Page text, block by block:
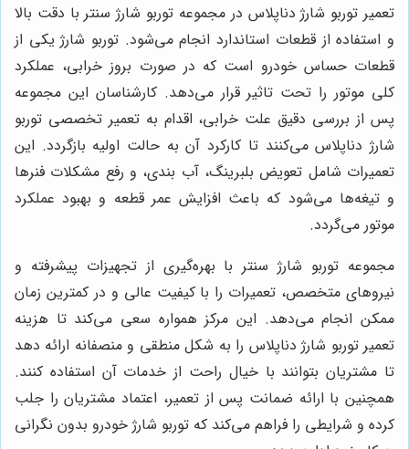
تعمیر توربو شارژ دناپلاس در مجموعه توربو شارژ سنتر با دقت بالا
و استفاده از قطعات استاندارد انجام می‌شود. توربو شارژ یکی از
قطعات حساس خودرو است که در صورت بروز خرابی، عملکرد
کلی موتور را تحت تاثیر قرار می‌دهد. کارشناسان این مجموعه
پس از بررسی دقیق علت خرابی، اقدام به تعمیر تخصصی توربو
شارژ دناپلاس می‌کنند تا کارکرد آن به حالت اولیه بازگردد. این
تعمیرات شامل تعویض بلبرینگ، آب بندی، و رفع مشکلات فنرها
و تیغه‌ها می‌شود که باعث افزایش عمر قطعه و بهبود عملکرد
موتور می‌گردد.
مجموعه توربو شارژ سنتر با بهره‌گیری از تجهیزات پیشرفته و
نیروهای متخصص، تعمیرات را با کیفیت عالی و در کمترین زمان
ممکن انجام می‌دهد. این مرکز همواره سعی می‌کند تا هزینه
تعمیر توربو شارژ دناپلاس را به شکل منطقی و منصفانه ارائه دهد
تا مشتریان بتوانند با خیال راحت از خدمات آن استفاده کنند.
همچنین با ارائه ضمانت پس از تعمیر، اعتماد مشتریان را جلب
کرده و شرایطی را فراهم می‌کند که توربو شارژ خودرو بدون نگرانی